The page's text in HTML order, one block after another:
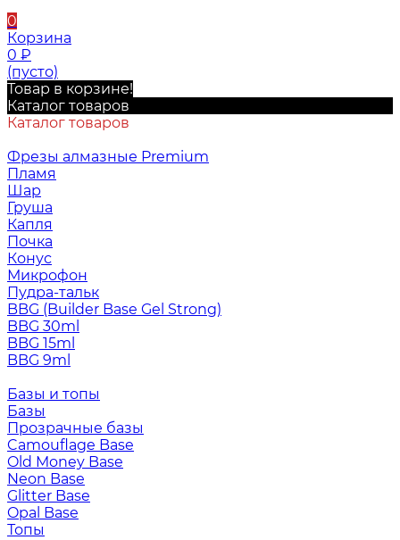
0
Корзина
0 ₽
(пусто)
Товар в корзине!
Каталог товаров
Каталог товаров
Фрезы алмазные Premium
Пламя
Шар
Груша
Капля
Почка
Конус
Микрофон
Пудра-тальк
BBG (Builder Base Gel Strong)
BBG 30ml
BBG 15ml
BBG 9ml
Базы и топы
Базы
Прозрачные базы
Camouflage Base
Old Money Base
Neon Base
Glitter Base
Opal Base
Топы